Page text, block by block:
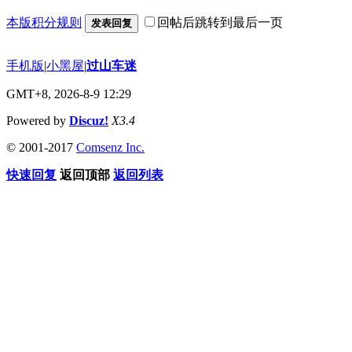
本版积分规则 发表回复 回帖后跳转到最后一页
手机版|小黑屋|过山车迷
GMT+8, 2026-8-9 12:29
Powered by Discuz! X3.4
© 2001-2017 Comsenz Inc.
快速回复 返回顶部 返回列表